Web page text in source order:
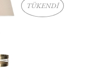
TÜKENDİ